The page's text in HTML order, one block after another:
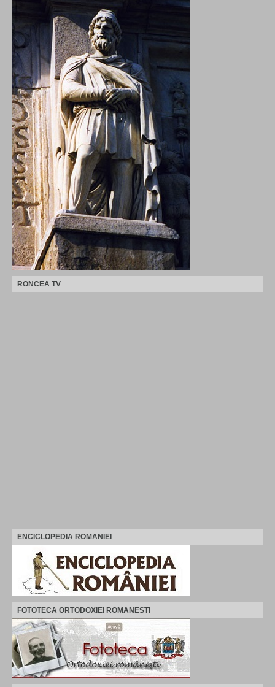
RONCEA TV
ENCICLOPEDIA ROMANIEI
FOTOTECA ORTODOXIEI ROMANESTI